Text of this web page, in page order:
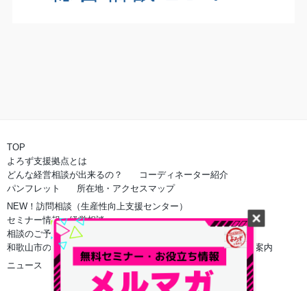
TOP
よろず支援拠点とは
どんな経営相談が出来るの？
コーディネーター紹介
パンフレット
所在地・アクセスマップ
NEW！訪問相談（生産性向上支援センター）
セミナー情報・経営相談
相談のご予約
和歌山市のよろず支援拠点でのご相談
オンライン相談のご案内
ニュース
和歌山県eコマース研究会